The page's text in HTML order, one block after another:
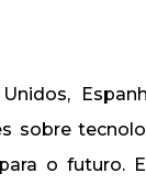
sobre
o futuro.